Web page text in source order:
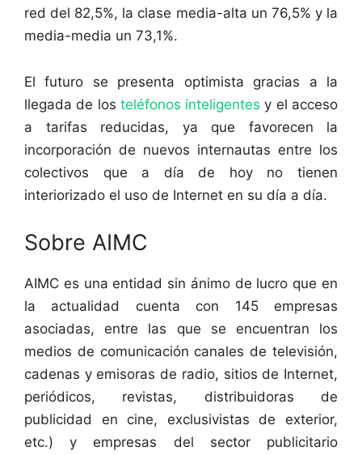
red del 82,5%, la clase media-alta un 76,5% y la
media-media un 73,1%.
El futuro se presenta optimista gracias a la
llegada de los teléfonos inteligentes y el acceso
a tarifas reducidas, ya que favorecen la
incorporación de nuevos internautas entre los
colectivos que a día de hoy no tienen
interiorizado el uso de Internet en su día a día.
Sobre AIMC
AIMC es una entidad sin ánimo de lucro que en
la actualidad cuenta con 145 empresas
asociadas, entre las que se encuentran los
medios de comunicación canales de televisión,
cadenas y emisoras de radio, sitios de Internet,
periódicos, revistas, distribuidoras de
publicidad en cine, exclusivistas de exterior,
etc.) y empresas del sector publicitario